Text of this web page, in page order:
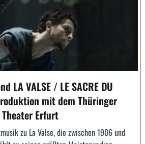
LA VALSE / LE SACRE DU
mit dem Thüringer
Erfurt
zu La Valse, die zwischen 1906 und